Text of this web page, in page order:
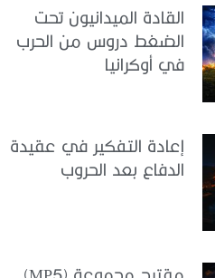
القادة الميدانيون تحت
الضغط دروس من الحرب
في أوكرانيا
إعادة التفكير في عقيدة
الدفاع بعد الحروب
مقترح مجموعة (MP5)